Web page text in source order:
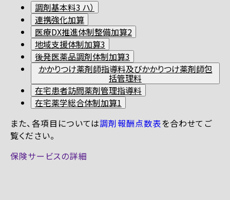
調剤基本料3 ハ）
連携強化加算
医療DX推進体制整備加算2
地域支援体制加算3
後発医薬品調剤体制加算3
かかりつけ薬剤師指導料及びかかりつけ薬剤師包
括管理料
在宅患者訪問薬剤管理指導料
在宅薬学総合体制加算1
また、各項目については調剤報酬点数表を合わせてご
覧ください。
保険サービスの詳細